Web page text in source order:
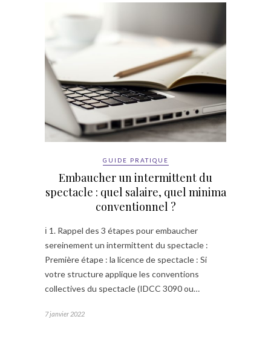
GUIDE PRATIQUE
Embaucher un intermittent du
spectacle : quel salaire, quel minima
conventionnel ?
ℹ️ 1. Rappel des 3 étapes pour embaucher
sereinement un intermittent du spectacle :
Première étape : la licence de spectacle : Si
votre structure applique les conventions
collectives du spectacle (IDCC 3090 ou…
7 janvier 2022